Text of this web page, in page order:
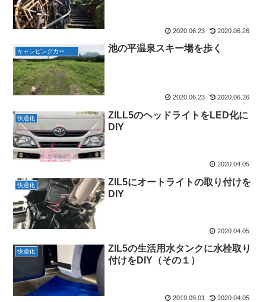
2020.06.23 2020.06.26
キャンピングカーで旅行 池の平温泉スキー場を歩く
2020.06.23 2020.06.26
快適化
ZILL5のヘッドライトをLED化に
DIY
2020.04.05
快適化
ZIL5にオートライトの取り付けを
DIY
2020.04.05
快適化
ZIL5の生活用水タンクに水栓取り
付けをDIY（その１）
2019.09.01 2020.04.05